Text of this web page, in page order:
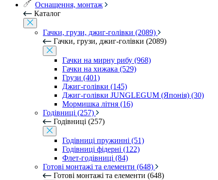
Оснащення, монтаж
Каталог
Гачки, грузи, джиг-голівки (2089)
Гачки, грузи, джиг-голівки (2089)
Гачки на мирну рибу (968)
Гачки на хижака (529)
Грузи (401)
Джиг-голівки (145)
Джиг-голівки JUNGLEGUM (Японія) (30)
Мормишка літня (16)
Годівниці (257)
Годівниці (257)
Годівниці пружинні (51)
Годівниці фідерні (122)
Флет-годівниці (84)
Готові монтажі та елементи (648)
Готові монтажі та елементи (648)